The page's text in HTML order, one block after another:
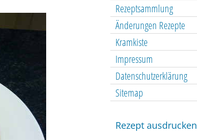
Rezeptsammlung
Änderungen Rezepte
Kramkiste
Impressum
Datenschutzerklärung
Sitemap
Rezept ausdrucken